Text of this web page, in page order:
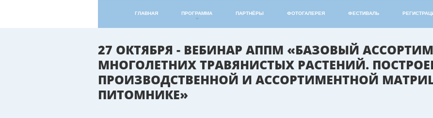
ГЛАВНАЯ ПРОГРАММА ПАРТНЁРЫ ФОТОГАЛЕРЕЯ ФЕСТИВАЛЬ
27 ОКТЯБРЯ - ВЕБИНАР АППМ «БАЗОВЫЙ
МНОГОЛЕТНИХ ТРАВЯНИСТЫХ РАСТЕНИЙ.
ПРОИЗВОДСТВЕННОЙ И АССОРТИМЕНТНОЙ
ПИТОМНИКЕ»